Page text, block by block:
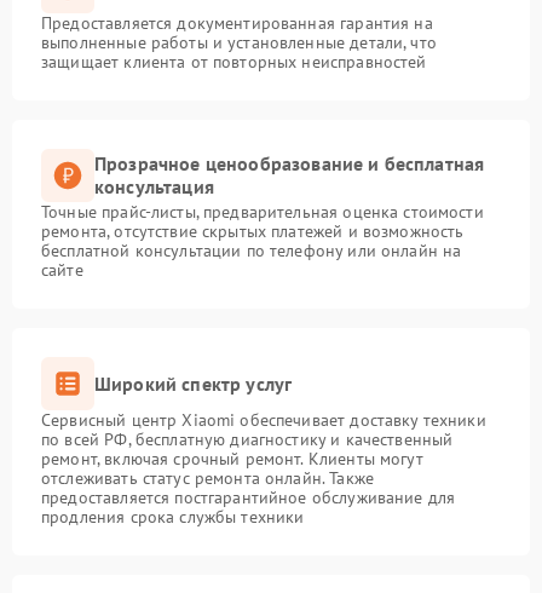
Предоставляется документированная гарантия на
выполненные работы и установленные детали, что
защищает клиента от повторных неисправностей
Прозрачное ценообразование и бесплатная
консультация
Точные прайс-листы, предварительная оценка стоимости
ремонта, отсутствие скрытых платежей и возможность
бесплатной консультации по телефону или онлайн на
сайте
Широкий спектр услуг
Сервисный центр Xiaomi обеспечивает доставку техники
по всей РФ, бесплатную диагностику и качественный
ремонт, включая срочный ремонт. Клиенты могут
отслеживать статус ремонта онлайн. Также
предоставляется постгарантийное обслуживание для
продления срока службы техники